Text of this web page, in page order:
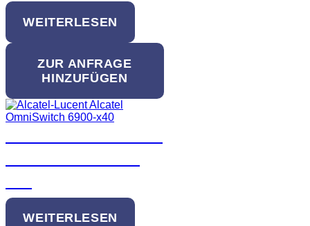
WEITERLESEN
ZUR ANFRAGE
HINZUFÜGEN
WEITERLESEN